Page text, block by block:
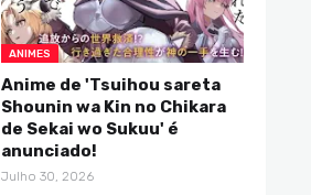
ANIMES
Anime de 'Tsuihou sareta
Shounin wa Kin no Chikara
de Sekai wo Sukuu' é
anunciado!
Julho 30, 2026